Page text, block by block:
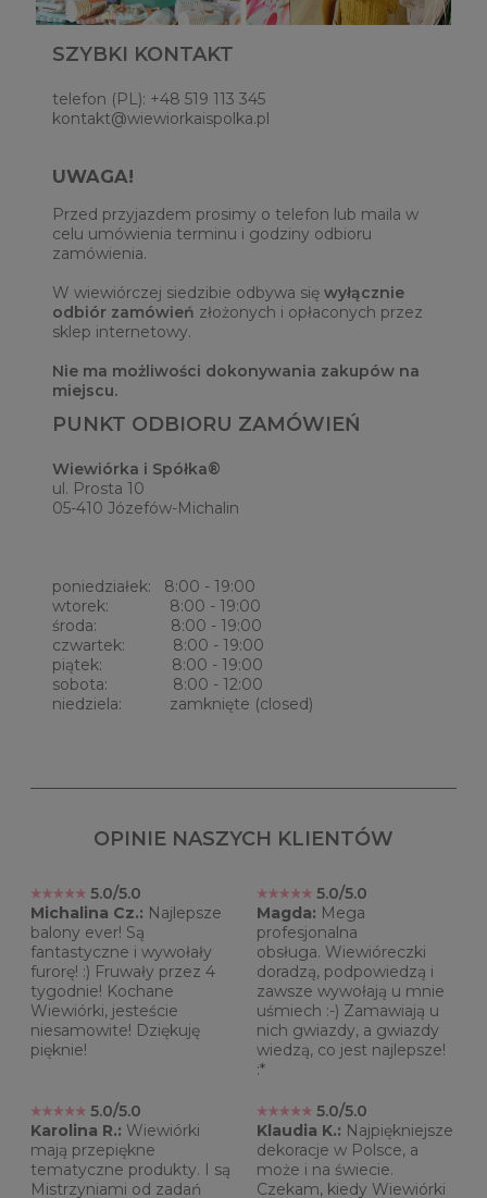
SZYBKI KONTAKT
telefon (PL): +48 519 113 345
kontakt@wiewiorkaispolka.pl
UWAGA!
Przed przyjazdem prosimy o telefon lub maila w
celu umówienia terminu i godziny odbioru
zamówienia.
W wiewiórczej siedzibie odbywa się wyłącznie
odbiór zamówień złożonych i opłaconych przez
sklep internetowy.
Nie ma możliwości dokonywania zakupów na
miejscu.
PUNKT ODBIORU ZAMÓWIEŃ
Wiewiórka i Spółka®
ul. Prosta 10
05-410 Józefów-Michalin
poniedziałek: 8:00 - 19:00
wtorek: 8:00 - 19:00
środa: 8:00 - 19:00
czwartek: 8:00 - 19:00
piątek: 8:00 - 19:00
sobota: 8:00 - 12:00
niedziela: zamknięte (closed)
OPINIE NASZYCH KLIENTÓW
5.0/5.0
Michalina Cz.: Najlepsze
balony ever! Są
fantastyczne i wywołały
furorę! :) Fruwały przez 4
tygodnie! Kochane
Wiewiórki, jesteście
niesamowite! Dziękuję
pięknie!
5.0/5.0
Magda: Mega
profesjonalna
obsługa. Wiewióreczki
doradzą, podpowiedzą i
zawsze wywołają u mnie
uśmiech :-) Zamawiają u
nich gwiazdy, a gwiazdy
wiedzą, co jest najlepsze!
:*
5.0/5.0
Karolina R.: Wiewiórki
mają przepiękne
tematyczne produkty. I są
Mistrzyniami od zadań
5.0/5.0
Klaudia K.: Najpiękniejsze
dekoracje w Polsce, a
może i na świecie.
Czekam, kiedy Wiewiórki